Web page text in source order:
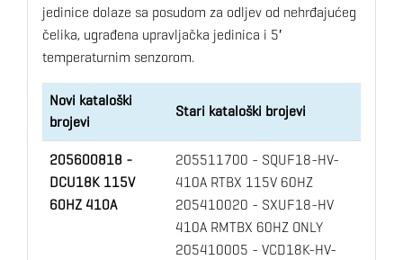
jedinice dolaze sa posudom za odljev od nehrđajućeg
čelika, ugrađena upravljačka jedinica i 5′
temperaturnim senzorom.
Novi kataloški
brojevi
Stari kataloški brojevi
205600818 -
DCU18K 115V
60HZ 410A
205511700 - SQUF18-HV-
410A RTBX 115V 60HZ
205410020 - SXUF18-HV
410A RMTBX 60HZ ONLY
205410005 - VCD18K-HV-